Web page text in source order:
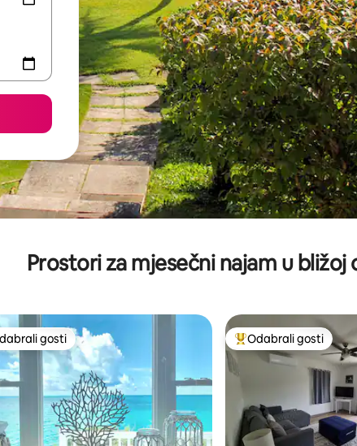
Prostori za mjesečni najam u bližoj
gosti
gosti Među najviše
Odabrali gosti